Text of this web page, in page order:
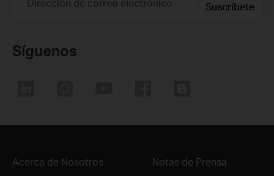
Dirección de correo electrónico Suscríbete
Síguenos
Acerca de Nosotros Notas de Prensa